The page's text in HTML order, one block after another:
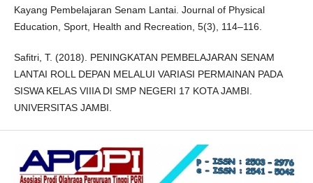
Kayang Pembelajaran Senam Lantai. Journal of Physical
Education, Sport, Health and Recreation, 5(3), 114–116.
Safitri, T. (2018). PENINGKATAN PEMBELAJARAN SENAM
LANTAI ROLL DEPAN MELALUI VARIASI PERMAINAN PADA
SISWA KELAS VIIIA DI SMP NEGERI 17 KOTA JAMBI.
UNIVERSITAS JAMBI.